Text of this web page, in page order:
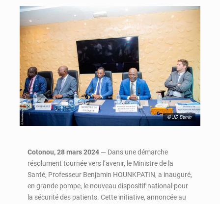
© JD Benin
Cotonou, 28 mars 2024 — Dans une démarche
résolument tournée vers l’avenir, le Ministre de la
Santé, Professeur Benjamin HOUNKPATIN, a inauguré,
en grande pompe, le nouveau dispositif national pour
la sécurité des patients. Cette initiative, annoncée au